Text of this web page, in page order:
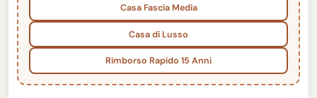
Casa Fascia Media
Casa di Lusso
Rimborso Rapido 15 Anni